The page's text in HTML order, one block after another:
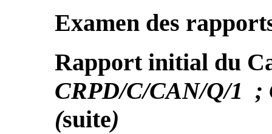
Examen des
Rapport initial du
CRPD/C/CAN/Q/1 ;
(suite)